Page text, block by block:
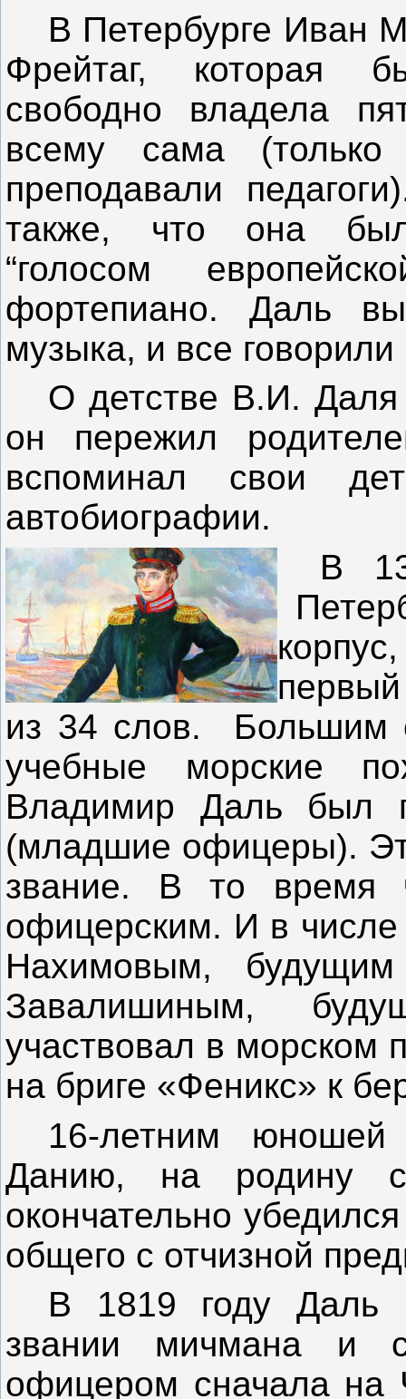
В Петербурге Иван
Фрейтаг, которая
свободно владела
всему сама (только
преподавали
также, что она
“голосом
фортепиано. Даль
музыка, и все говорили
О детстве В.И.
он пережил
вспоминал свои
автобиографии.
В
первый
из 34 слов. Большим
учебные морские
Владимир Даль был
(младшие офицеры).
звание. В то время
офицерским. И в
Нахимовым,
Завалишиным,
участвовал в морском
на бриге «Феникс» к
16-летним
Данию, на родину
окончательно
общего с отчизной
В 1819 году
звании мичмана и
офицером сначала на